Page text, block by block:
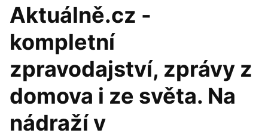
Aktuálně.cz -
kompletní
zpravodajství, zprávy z
domova i ze světa. Na
nádraží v